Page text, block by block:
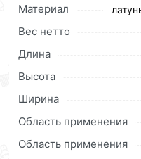
Материал
Вес нетто
Длина
Высота
Ширина
Область применения
Область применения